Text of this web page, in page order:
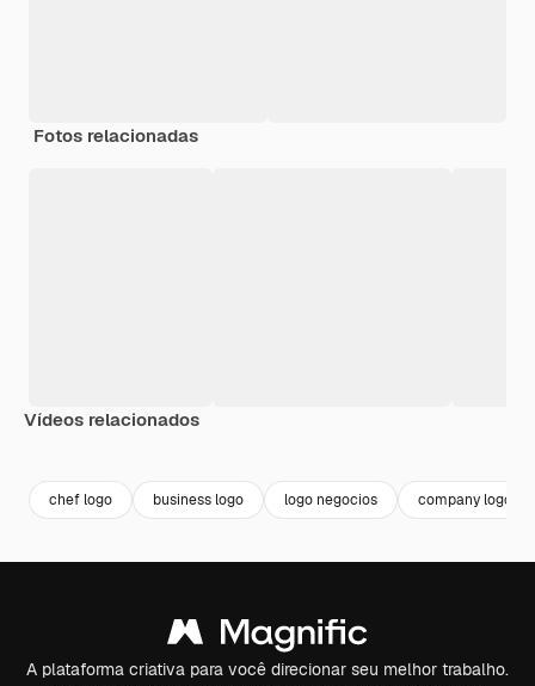
Fotos relacionadas
Vídeos relacionados
chef logo business logo logo negocios company logo
A plataforma criativa para você direcionar seu melhor trabalho.